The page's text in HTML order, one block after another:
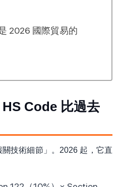
2026 國際貿易的
Code 比過去
技術細節」。2026 起，它直